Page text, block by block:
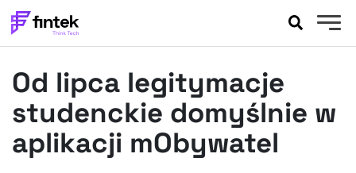
BANKOWOŚĆ
EVENTY
FELIETONY
WYWIADY
Od lipca legitymacje
studenckie domyślnie w
aplikacji mObywatel